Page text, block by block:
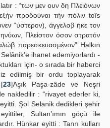
: “των μεν ουν δη Πλειόνων
προδούναι τήν πόλιν toîs
“ύστερον), άγγελοβ ήκε τον
Πλείστον όσον στρατόν
παρεσκευασμένον” Halkın
ihanet edemiyorlardı -
için- o sırada bir haberci
edilmiş bir ordu toplayarak
23]Aşık Paşa-zâde ve Neşri
nakledilir : “rivayet ederler ki,
Şol Selanik dedikleri şehir
Sultan’ımın göçü ile
Hünkar eyitti : Tanrı kulları